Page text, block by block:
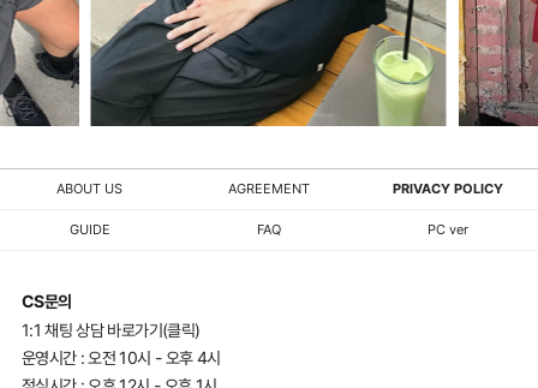
ABOUT US AGREEMENT PRIVACY POLICY
GUIDE FAQ PC ver
CS문의
1:1 채팅 상담 바로가기(클릭)
운영시간 : 오전 10시 - 오후 4시